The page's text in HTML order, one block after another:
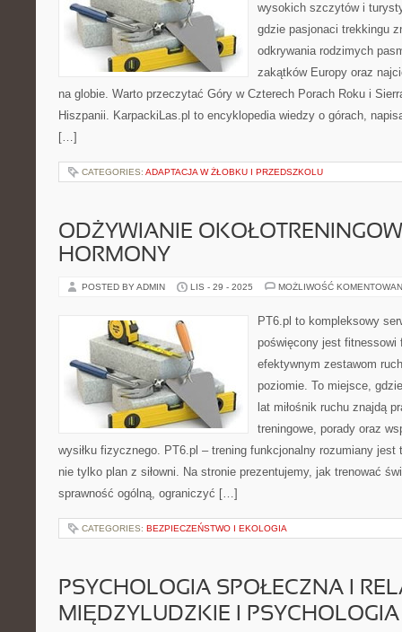
wysokich szczytów i
gdzie pasjonaci trekkingu
odkrywania rodzimych
zakątków Europy oraz
na globie. Warto przeczytać Góry w Czterech Porach Roku i
Hiszpanii. KarpackiLas.pl to encyklopedia wiedzy o górach,
[…]
CATEGORIES: ADAPTACJA W ŻŁOBKU I PRZEDSZKOLU
ODŻYWIANIE
HORMONY
POSTED BY ADMIN LIS - 29 - 2025 MOŻLIWOŚĆ
PT6.pl to kompleksowy
poświęcony jest fitnessowi
efektywnym zestawom
poziomie. To miejsce,
lat miłośnik ruchu znajdą
treningowe, porady oraz
wysiłku fizycznego. PT6.pl – trening funkcjonalny rozumiany
nie tylko plan z siłowni. Na stronie prezentujemy, jak trenować
sprawność ogólną, ograniczyć […]
CATEGORIES: BEZPIECZEŃSTWO I EKOLOGIA
PSYCHOLOGIA SPOŁECZNA I
MIĘDZYLUDZKIE I